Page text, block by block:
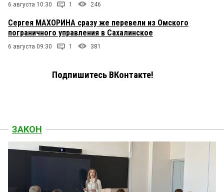
6 августа 10:30 1 246
Сергея МАХОРИНА сразу же перевели из Омского
пограничного управления в Сахалинское
6 августа 09:30 1 381
Подпишитесь ВКонтакте!
ЗАКОН